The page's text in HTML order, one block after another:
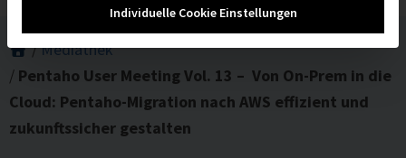
/Mediathek
/ Pentaho User Meeting Vol. 13 – Von On-Prem in die
Cloud: Pentaho-Migration nach AWS effizient und
zukunftssicher gestalten
Individuelle Cookie Einstellungen